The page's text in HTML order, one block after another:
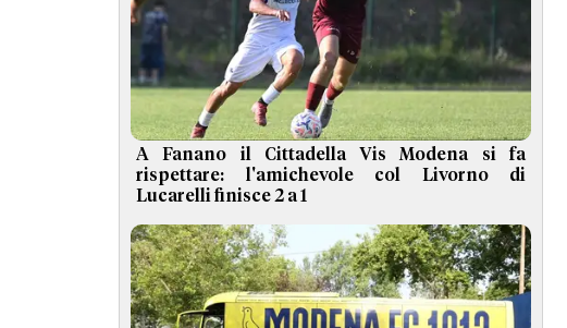
A Fanano il Cittadella Vis Modena si fa
rispettare: l'amichevole col Livorno di
Lucarelli finisce 2 a 1